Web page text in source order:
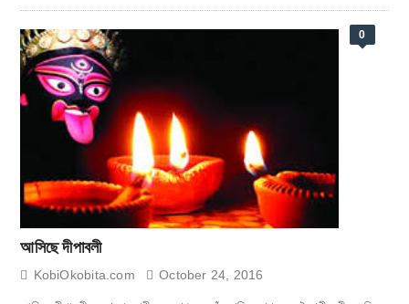
0
আসিছে দীপাবলী
KobiOkobita.com October 24, 2016